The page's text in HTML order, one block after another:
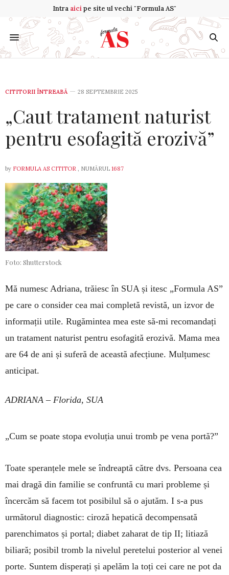
Intra aicipe site ul vechi "Formula AS"
CITITORII ÎNTREABĂ 28 SEPTEMBRIE 2025
„Caut tratament naturist
pentru esofagită erozivă”
by FORMULA AS CITITOR , NUMĂRUL 1687
Foto: Shutterstock
Mă numesc Adriana, trăiesc în SUA și itesc „For­mula AS”
pe care o consider cea mai com­pletă revistă, un izvor de
informații utile. Ru­gămintea mea este să-mi recomandați
un trata­ment naturist pentru eso­fagită erozivă. Mama mea
are 64 de ani și suferă de aceas­tă afecțiune. Mulțumesc
anticipat.
ADRIANA – Florida, SUA
„Cum se poate stopa evoluția unui tromb pe vena portă?”
Toate speranțele mele se îndreaptă către dvs. Persoana cea
mai dragă din familie se confruntă cu mari probleme și
încercăm să facem tot po­sibilul să o ajutăm. I s-a pus
următorul diag­nos­tic: ciroză hepa­tică decompensată
parenchima­tos și portal; diabet zaharat de tip II; litiază
biliară; posibil tromb la nivelul peretelui pos­terior al venei
porte. Suntem dis­perați și apelăm la toți cei care ne pot da